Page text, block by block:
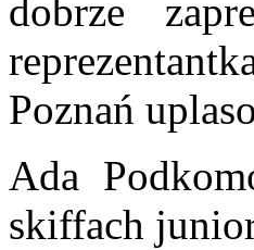
dobrze
Poznań
Ada
skiffach